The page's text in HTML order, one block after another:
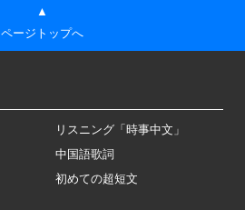
▲
ページトップへ
リスニング「時事中文」
中国語歌詞
初めての超短文